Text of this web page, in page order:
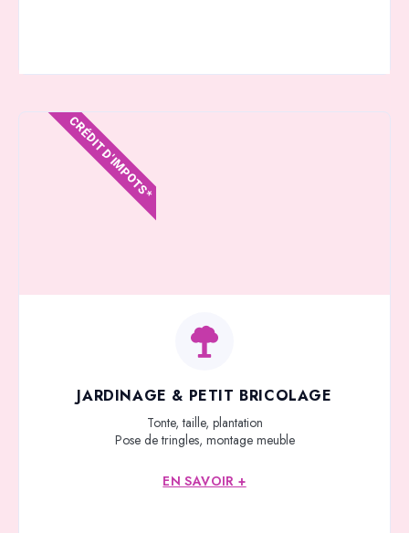
JARDINAGE & PETIT BRICOLAGE
Tonte, taille, plantation
Pose de tringles, montage meuble
EN SAVOIR +
CRÉDIT D'IMPOTS*